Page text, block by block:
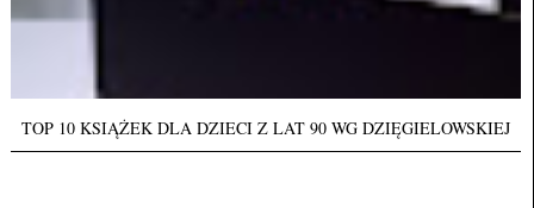
TOP 10 KSIĄŻEK DLA DZIECI Z LAT 90 WG DZIĘGIELOWSKIEJ